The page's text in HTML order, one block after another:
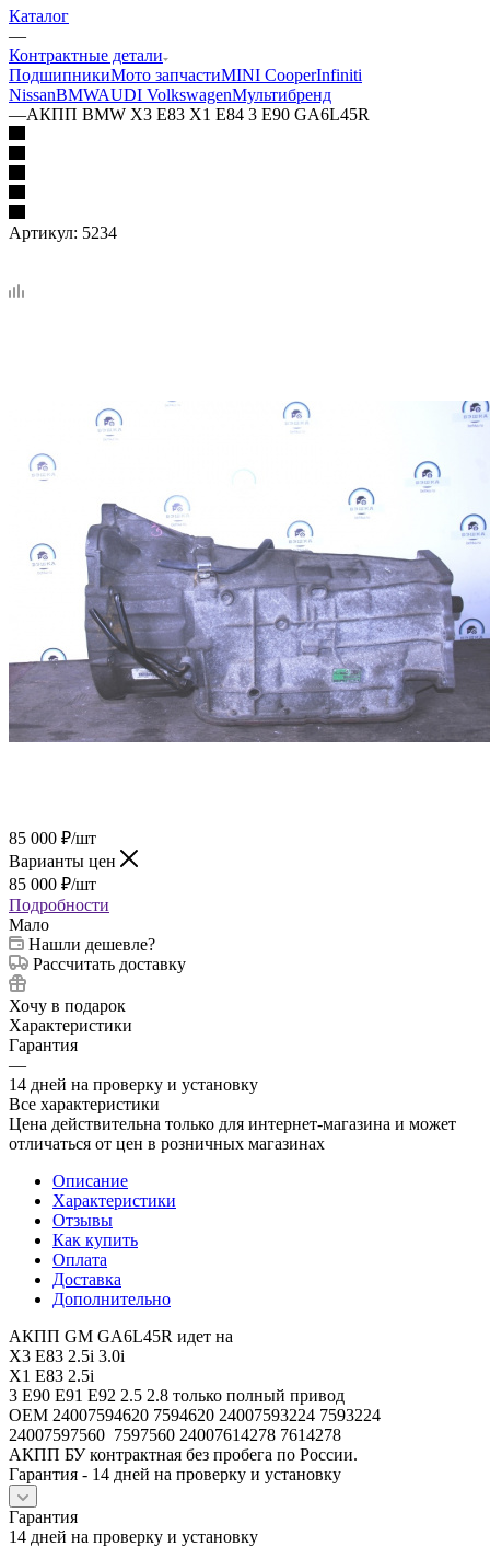
Каталог
—
Контрактные детали
ПодшипникиМото запчастиMINI CooperInfiniti
NissanBMWAUDI VolkswagenМультибренд
—АКПП BMW X3 E83 X1 E84 3 E90 GA6L45R
Артикул: 5234
85 000 ₽/шт
Варианты цен
85 000 ₽/шт
Подробности
Мало
Нашли дешевле?
Рассчитать доставку
Хочу в подарок
Характеристики
Гарантия
—
14 дней на проверку и установку
Все характеристики
Цена действительна только для интернет-магазина и может
отличаться от цен в розничных магазинах
Описание
Характеристики
Отзывы
Как купить
Оплата
Доставка
Дополнительно
АКПП GM GA6L45R идет на
X3 E83 2.5i 3.0i
X1 E83 2.5i
3 E90 E91 E92 2.5 2.8 только полный привод
ОЕМ 24007594620 7594620 24007593224 7593224
24007597560 7597560 24007614278 7614278
АКПП БУ контрактная без пробега по России.
Гарантия - 14 дней на проверку и установку
Гарантия
14 дней на проверку и установку